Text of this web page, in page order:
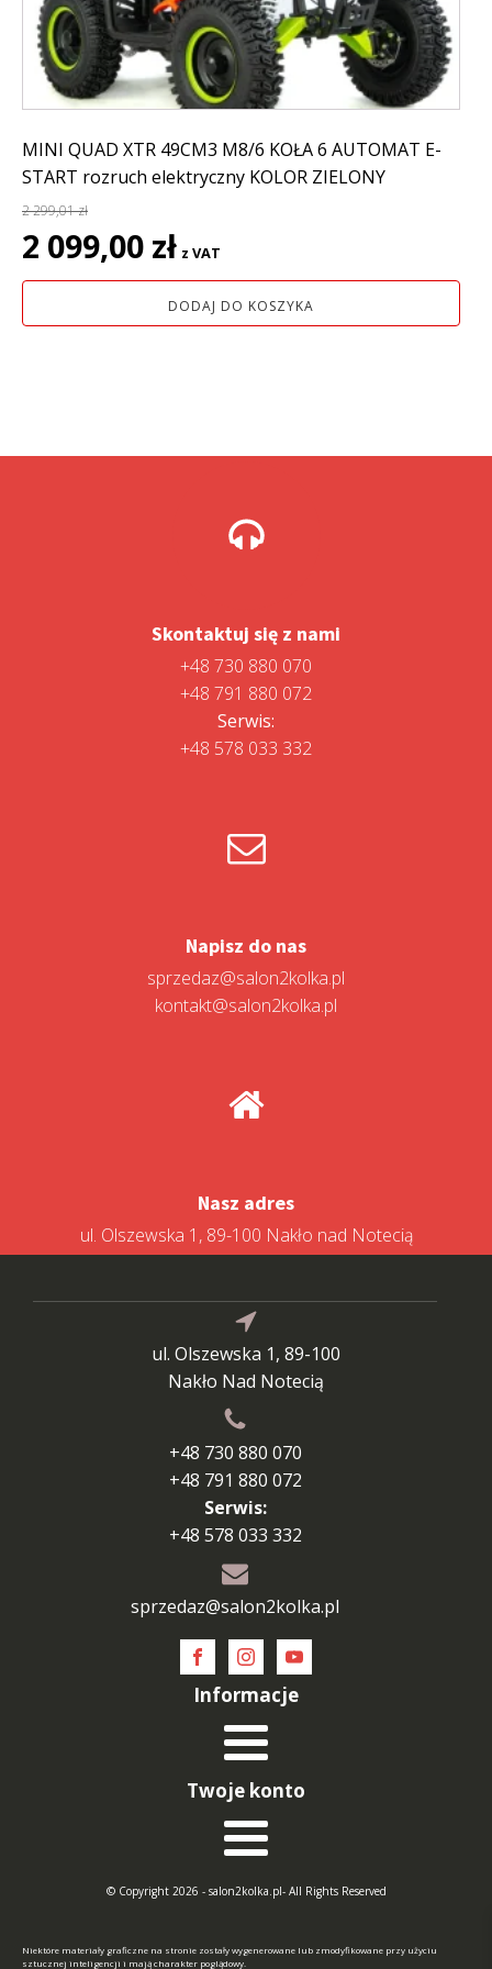
MINI QUAD XTR 49CM3 M8/6 KOŁA 6 AUTOMAT E-
START rozruch elektryczny KOLOR ZIELONY
2 299,01zł
Pierwotna
cena
wynosiła:
2 099,00 zł cena
wynosi:
2
z VAT
DODAJ DO KOSZYKA
Skontaktuj się z nami
+48 730 880 070
+48 791 880 072
Serwis:
+48 578 033 332
Napisz do nas
sprzedaz@salon2kolka.pl
kontakt@salon2kolka.pl
Nasz adres
ul. Olszewska 1, 89-100 Nakło nad Notecią
ul. Olszewska 1, 89-100
Nakło Nad Notecią
+48 730 880 070
+48 791 880 072
Serwis:
+48 578 033 332
sprzedaz@salon2kolka.pl
Informacje
Twoje konto
© Copyright 2026 - salon2kolka.pl- All Rights Reserved
Niektóre materiały graficzne na stronie zostały wygenerowane lub zmodyfikowane przy użyciu
sztucznej inteligencji i mają charakter poglądowy.